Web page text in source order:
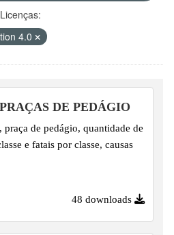
Licenças:
4.0
DE PEDÁGIO
de pedágio, quantidade de
e fatais por classe, causas
48 downloads